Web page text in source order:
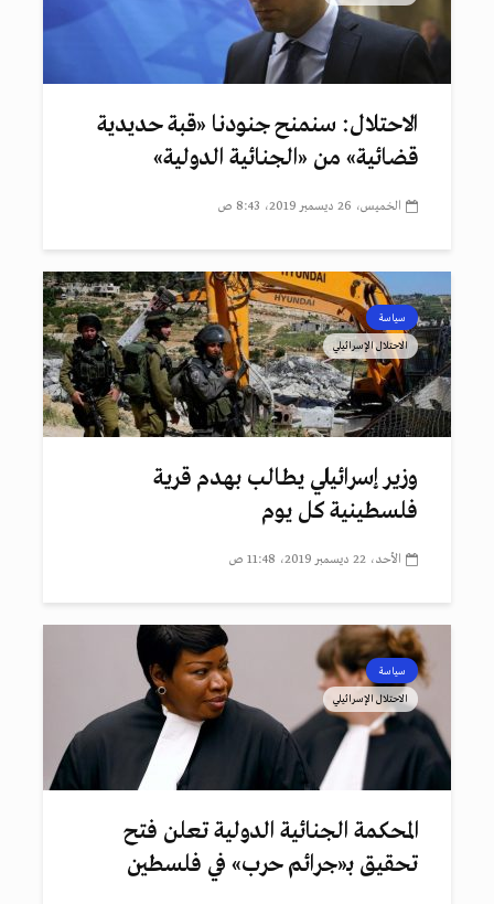
الاحتلال: سنمنح جنودنا «قبة حديدية
قضائية» من «الجنائية الدولية»
الخميس، 26 ديسمبر 2019، 8:43 ص
سياسة
الاحتلال الإسرائيلي
وزير إسرائيلي يطالب بهدم قرية
فلسطينية كل يوم
الأحد، 22 ديسمبر 2019، 11:48 ص
سياسة
الاحتلال الإسرائيلي
المحكمة الجنائية الدولية تعلن فتح
تحقيق بـ«جرائم حرب» في فلسطين